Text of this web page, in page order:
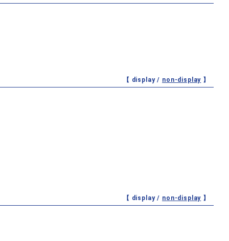
【 display / non-display 】
【 display / non-display 】